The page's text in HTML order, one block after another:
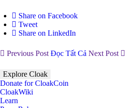
Share on Facebook
Tweet
Share on LinkedIn
Previous Post Đọc Tất Cả Next Post
Explore Cloak
Donate for CloakCoin
CloakWiki
Learn